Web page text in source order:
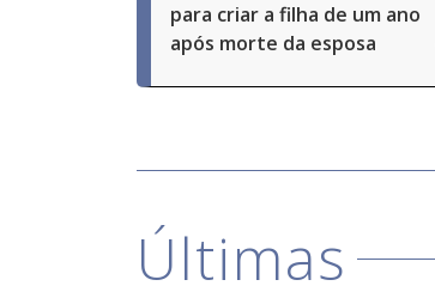
para criar a filha de um ano
após morte da esposa
Últimas